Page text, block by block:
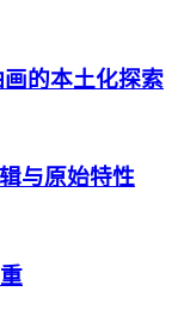
的本土化探索
与原始特性